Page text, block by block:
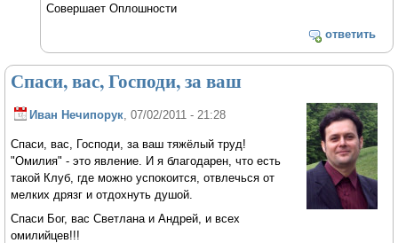
Совершает Оплошности
ответить
Спаси, вас, Господи, за ваш
Иван Нечипорук, 07/02/2011 - 21:28
Спаси, вас, Господи, за ваш тяжёлый труд!
"Омилия" - это явление. И я благодарен, что есть
такой Клуб, где можно успокоится, отвлечься от
мелких дрязг и отдохнуть душой.
Спаси Бог, вас Светлана и Андрей, и всех
омилийцев!!!